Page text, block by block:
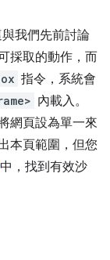
我們先前討論
採取的動作，而
指令，系統會
內載入。
網頁設為單一來
本頁範圍，但您
中，找到有效沙